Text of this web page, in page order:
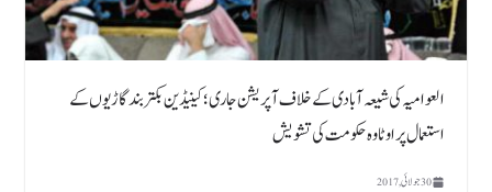
العوامیہ کی شیعہ آبادی کے خلاف آپریشن جاری ؛ کینیڈین بکتر بند گاڑیوں کے
استعمال پر اوٹاوہ حکومت کی تشویش
30 جولائی, 2017